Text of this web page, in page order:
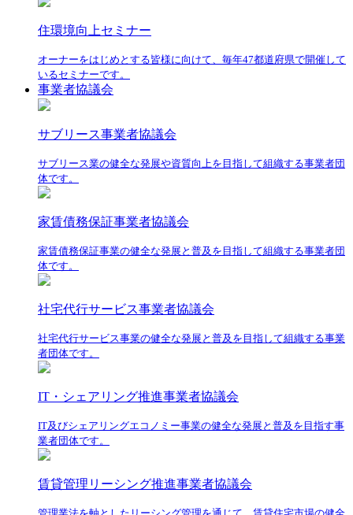
住環境向上セミナー
オーナーをはじめとする皆様に向けて、毎年47都道府県で開催して
いるセミナーです。
事業者協議会
サブリース事業者協議会
サブリース業の健全な発展や資質向上を目指して組織する事業者団
体です。
家賃債務保証事業者協議会
家賃債務保証事業の健全な発展と普及を目指して組織する事業者団
体です。
社宅代行サービス事業者協議会
社宅代行サービス事業の健全な発展と普及を目指して組織する事業
者団体です。
IT・シェアリング推進事業者協議会
IT及びシェアリングエコノミー事業の健全な発展と普及を目指す事
業者団体です。
賃貸管理リーシング推進事業者協議会